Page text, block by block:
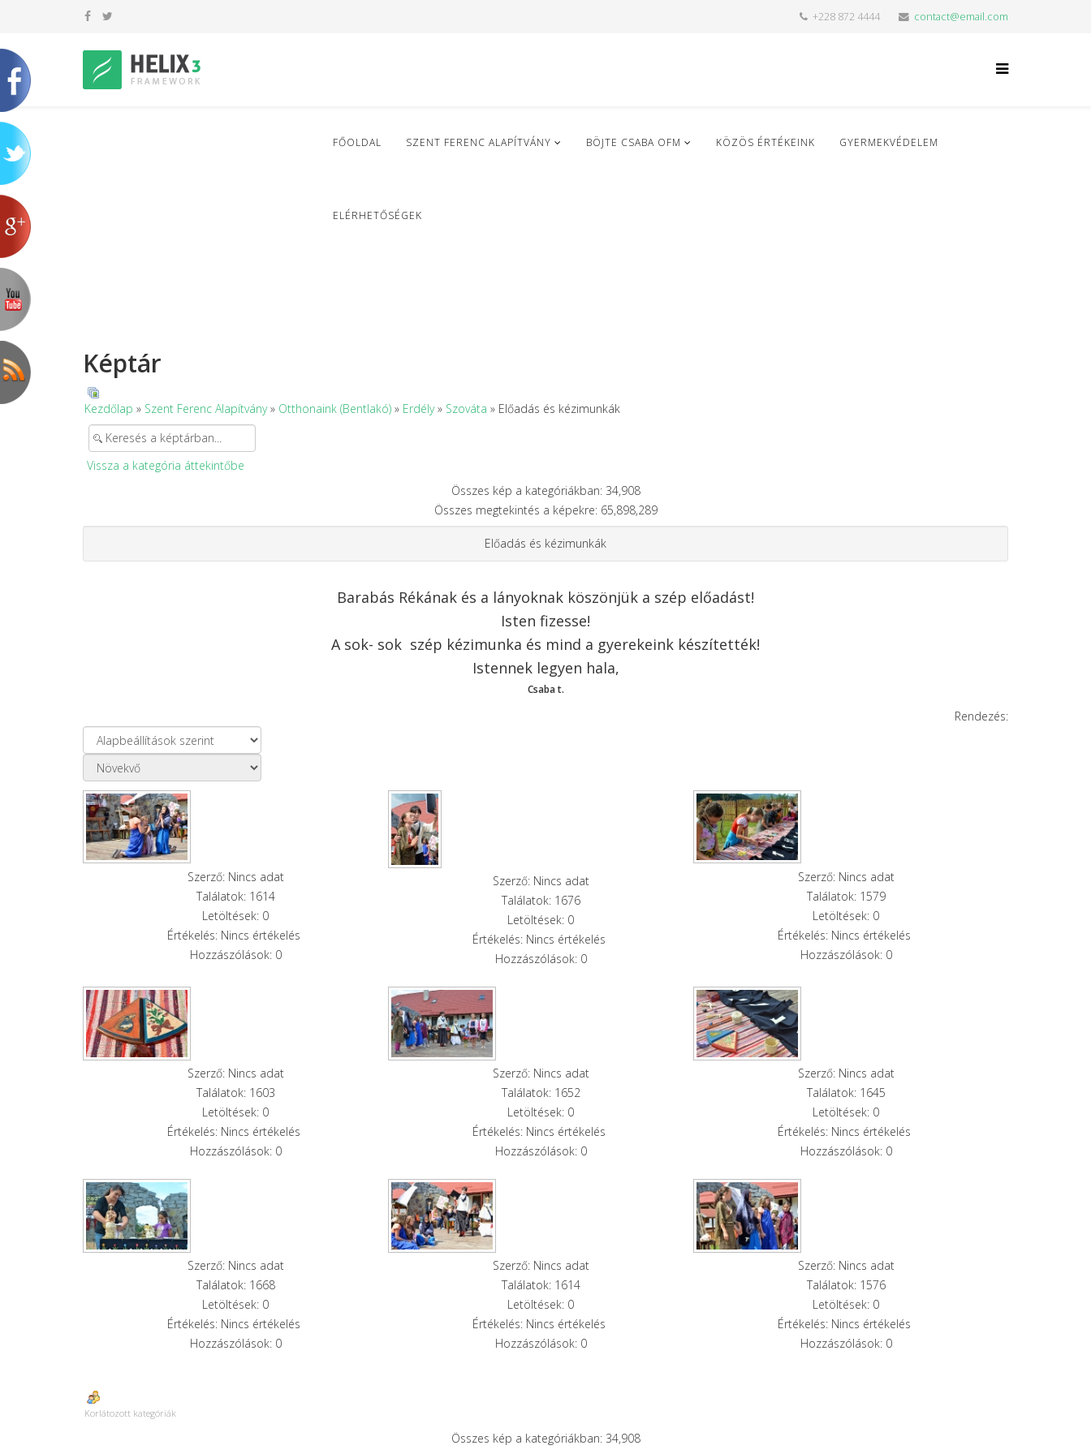
+228 872 4444 contact@email.com
FŐOLDAL SZENT FERENC ALAPÍTVÁNY BÖJTE CSABA OFM KÖZÖS ÉRTÉKEINK GYERMEKVÉDELEM
ELÉRHETŐSÉGEK
Képtár
Kezdőlap » Szent Ferenc Alapítvány» Otthonaink (Bentlakó) » Erdély» Szováta » Előadás és kézimunkák
Vissza a kategória áttekintőbe
Összes kép a kategóriákban: 34,908
Összes megtekintés a képekre: 65,898,289
Előadás és kézimunkák
Barabás Rékának és a lányoknak köszönjük a szép előadást!
Isten fizesse!
A sok- sok szép kézimunka és mind a gyerekeink készítették!
Istennek legyen hala,
Csaba t.
Rendezés:
Szerző: Nincs adat
Találatok: 1614
Letöltések: 0
Értékelés: Nincs értékelés
Hozzászólások: 0
Szerző: Nincs adat
Találatok: 1676
Letöltések: 0
Értékelés: Nincs értékelés
Hozzászólások: 0
Szerző: Nincs adat
Találatok: 1579
Letöltések: 0
Értékelés: Nincs értékelés
Hozzászólások: 0
Szerző: Nincs adat
Találatok: 1603
Letöltések: 0
Értékelés: Nincs értékelés
Hozzászólások: 0
Szerző: Nincs adat
Találatok: 1652
Letöltések: 0
Értékelés: Nincs értékelés
Hozzászólások: 0
Szerző: Nincs adat
Találatok: 1645
Letöltések: 0
Értékelés: Nincs értékelés
Hozzászólások: 0
Szerző: Nincs adat
Találatok: 1668
Letöltések: 0
Értékelés: Nincs értékelés
Hozzászólások: 0
Szerző: Nincs adat
Találatok: 1614
Letöltések: 0
Értékelés: Nincs értékelés
Hozzászólások: 0
Szerző: Nincs adat
Találatok: 1576
Letöltések: 0
Értékelés: Nincs értékelés
Hozzászólások: 0
Korlátozott kategóriák
Összes kép a kategóriákban: 34,908